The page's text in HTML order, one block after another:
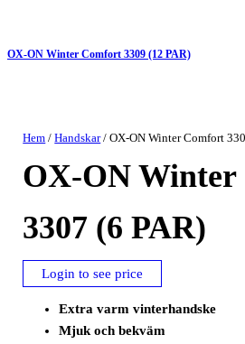
OX-ON Winter Comfort 3309 (12 PAR)
Hem /Handskar/ OX-ON Winter Comfort
OX-ON
3307 (6 PAR)
Login to see price
Extra varm vinterhandske
Mjuk och bekväm